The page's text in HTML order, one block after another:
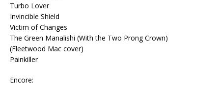
Turbo Lover
Invincible Shield
Victim of Changes
The Green Manalishi (With the Two Prong Crown)
(Fleetwood Mac cover)
Painkiller
Encore: